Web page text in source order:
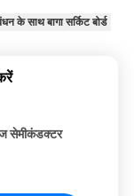
के साथ बागा सर्किट बोर्ड
सेमीकंडक्टर